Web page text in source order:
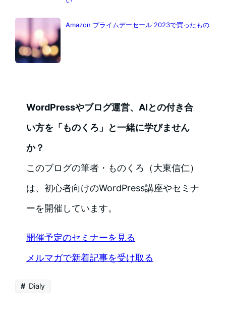
Amazon プライムデーセール 2023で買ったもの
WordPressやブログ運営、AIとの付き合
い方を「ものくろ」と一緒に学びません
か？
このブログの筆者・ものくろ（大東信仁）
は、初心者向けのWordPress講座やセミナ
ーを開催しています。
開催予定のセミナーを見る
メルマガで新着記事を受け取る
Dialy